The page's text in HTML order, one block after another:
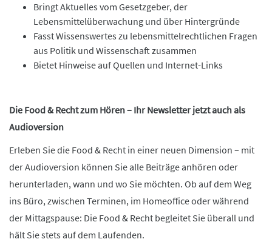
Bringt Aktuelles vom Gesetzgeber, der
Lebensmittelüberwachung und über Hintergründe
Fasst Wissenswertes zu lebensmittelrechtlichen Fragen
aus Politik und Wissenschaft zusammen
Bietet Hinweise auf Quellen und Internet-Links
Die Food & Recht zum Hören – Ihr Newsletter jetzt auch als
Audioversion
Erleben Sie die Food & Recht in einer neuen Dimension – mit
der Audioversion können Sie alle Beiträge anhören oder
herunterladen, wann und wo Sie möchten. Ob auf dem Weg
ins Büro, zwischen Terminen, im Homeoffice oder während
der Mittagspause: Die Food & Recht begleitet Sie überall und
hält Sie stets auf dem Laufenden.